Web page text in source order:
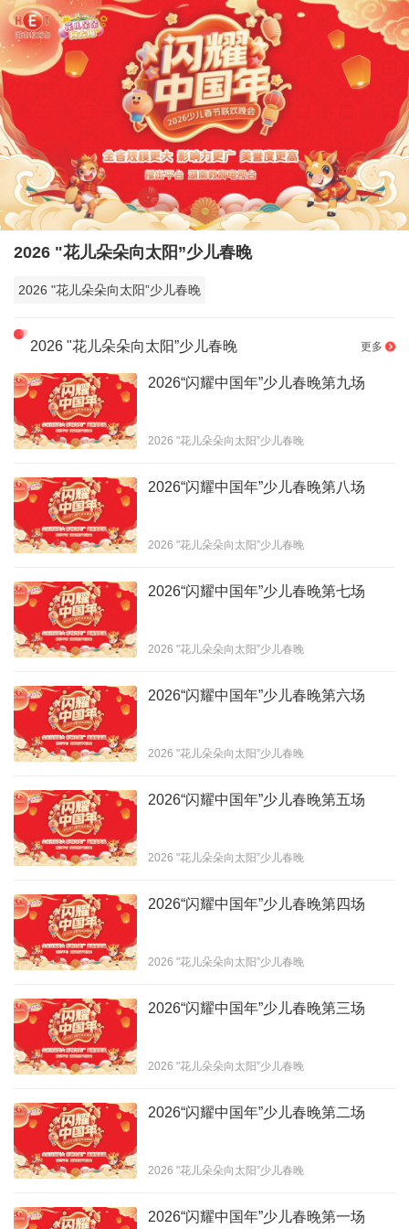
2026 "花儿朵朵向太阳”少儿春晚
2026 "花儿朵朵向太阳”少儿春晚
2026 "花儿朵朵向太阳”少儿春晚 更多
2026“闪耀中国年”少儿春晚第九场
2026 "花儿朵朵向太阳”少儿春晚
2026“闪耀中国年”少儿春晚第八场
2026 "花儿朵朵向太阳”少儿春晚
2026“闪耀中国年”少儿春晚第七场
2026 "花儿朵朵向太阳”少儿春晚
2026“闪耀中国年”少儿春晚第六场
2026 "花儿朵朵向太阳”少儿春晚
2026“闪耀中国年”少儿春晚第五场
2026 "花儿朵朵向太阳”少儿春晚
2026“闪耀中国年”少儿春晚第四场
2026 "花儿朵朵向太阳”少儿春晚
2026“闪耀中国年”少儿春晚第三场
2026 "花儿朵朵向太阳”少儿春晚
2026“闪耀中国年”少儿春晚第二场
2026 "花儿朵朵向太阳”少儿春晚
2026“闪耀中国年”少儿春晚第一场